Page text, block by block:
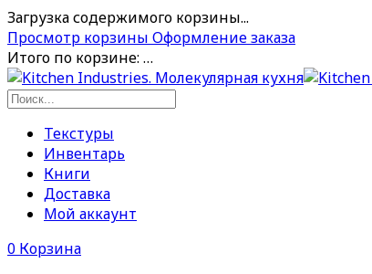
Загрузка содержимого корзины...
Просмотр корзины Оформление заказа
Итого по корзине: …
Текстуры
Инвентарь
Книги
Доставка
Мой аккаунт
0 Корзина